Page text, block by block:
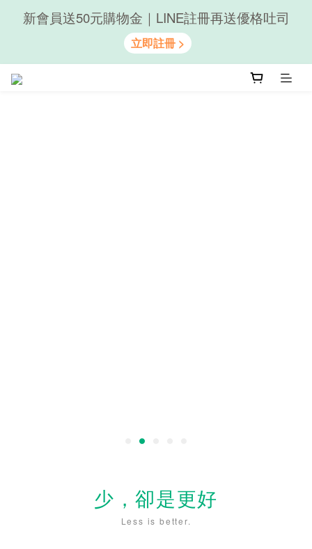
隨心享受｜貝果任選6組$899
新會員送50元購物金｜LINE註冊再送優格吐司
少，卻是更好
Less is better.